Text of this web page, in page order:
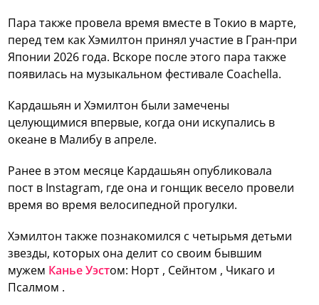
Пара также провела время вместе в Токио в марте,
перед тем как Хэмилтон принял участие в Гран-при
Японии 2026 года. Вскоре после этого пара также
появилась на музыкальном фестивале Coachella.
Кардашьян и Хэмилтон были замечены
целующимися впервые, когда они искупались в
океане в Малибу в апреле.
Ранее в этом месяце Кардашьян опубликовала
пост в Instagram, где она и гонщик весело провели
время во время велосипедной прогулки.
Хэмилтон также познакомился с четырьмя детьми
звезды, которых она делит со своим бывшим
мужем Канье Уэстом: Норт , Сейнтом , Чикаго и
Псалмом .